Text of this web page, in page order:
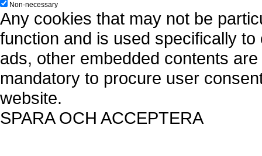
Non-necessary
Any cookies that may not be
function and is used specifically
ads, other embedded contents
mandatory to procure user
website.
SPARA OCH ACCEPTERA